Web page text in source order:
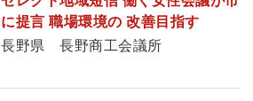
に提言 職場環境の 改善目指す
長野県 長野商工会議所